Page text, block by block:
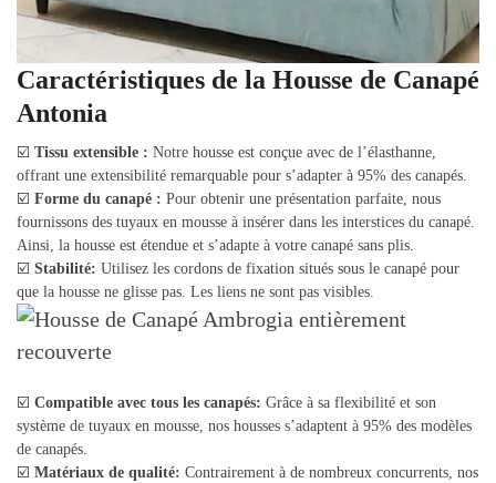
Caractéristiques de la Housse de Canapé
Antonia
☑️ Tissu extensible : Notre housse est conçue avec de l’élasthanne,
offrant une extensibilité remarquable pour s’adapter à 95% des canapés.
☑️ Forme du canapé : Pour obtenir une présentation parfaite, nous
fournissons des tuyaux en mousse à insérer dans les interstices du canapé.
Ainsi, la housse est étendue et s’adapte à votre canapé sans plis.
☑️ Stabilité: Utilisez les cordons de fixation situés sous le canapé pour
que la housse ne glisse pas. Les liens ne sont pas visibles.
☑️ Compatible avec tous les canapés: Grâce à sa flexibilité et son
système de tuyaux en mousse, nos housses s’adaptent à 95% des modèles
de canapés.
☑️ Matériaux de qualité: Contrairement à de nombreux concurrents, nos